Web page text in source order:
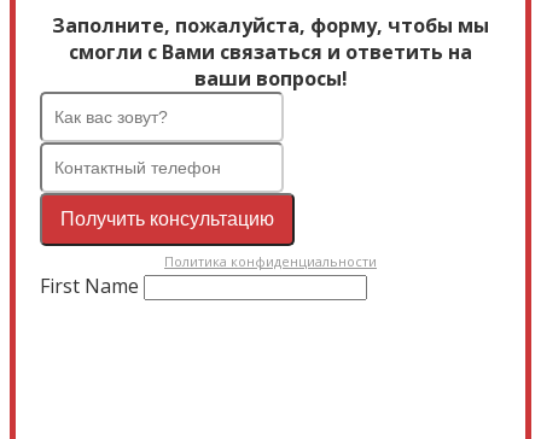
Заполните, пожалуйста, форму, чтобы мы
смогли с Вами связаться и ответить на
ваши вопросы!
Получить консультацию
Политика конфиденциальности
First Name